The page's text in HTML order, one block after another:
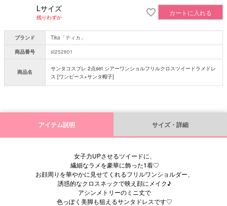
Lサイズ
残りわずか
カートに入れる
ブランド
Tika「ティカ」
商品番号
st252801
商品名
サンタコスプレ 2点set シアーワンショルフリルクロスツイードラメドレ
ス [ワンピース+サンタ帽子]
アイテム説明 サイズ・詳細
女子力UPさせるツイードに、
繊細なラメを豪華に飾った1着♡
お顔周りを華やかに見せてくれるフリルワンショルダー、
誘惑的なクロスネックで映え顔にメイク♪
アシンメトリーのミニ丈で
色っぽく美脚も狙えるサンタドレスです♡